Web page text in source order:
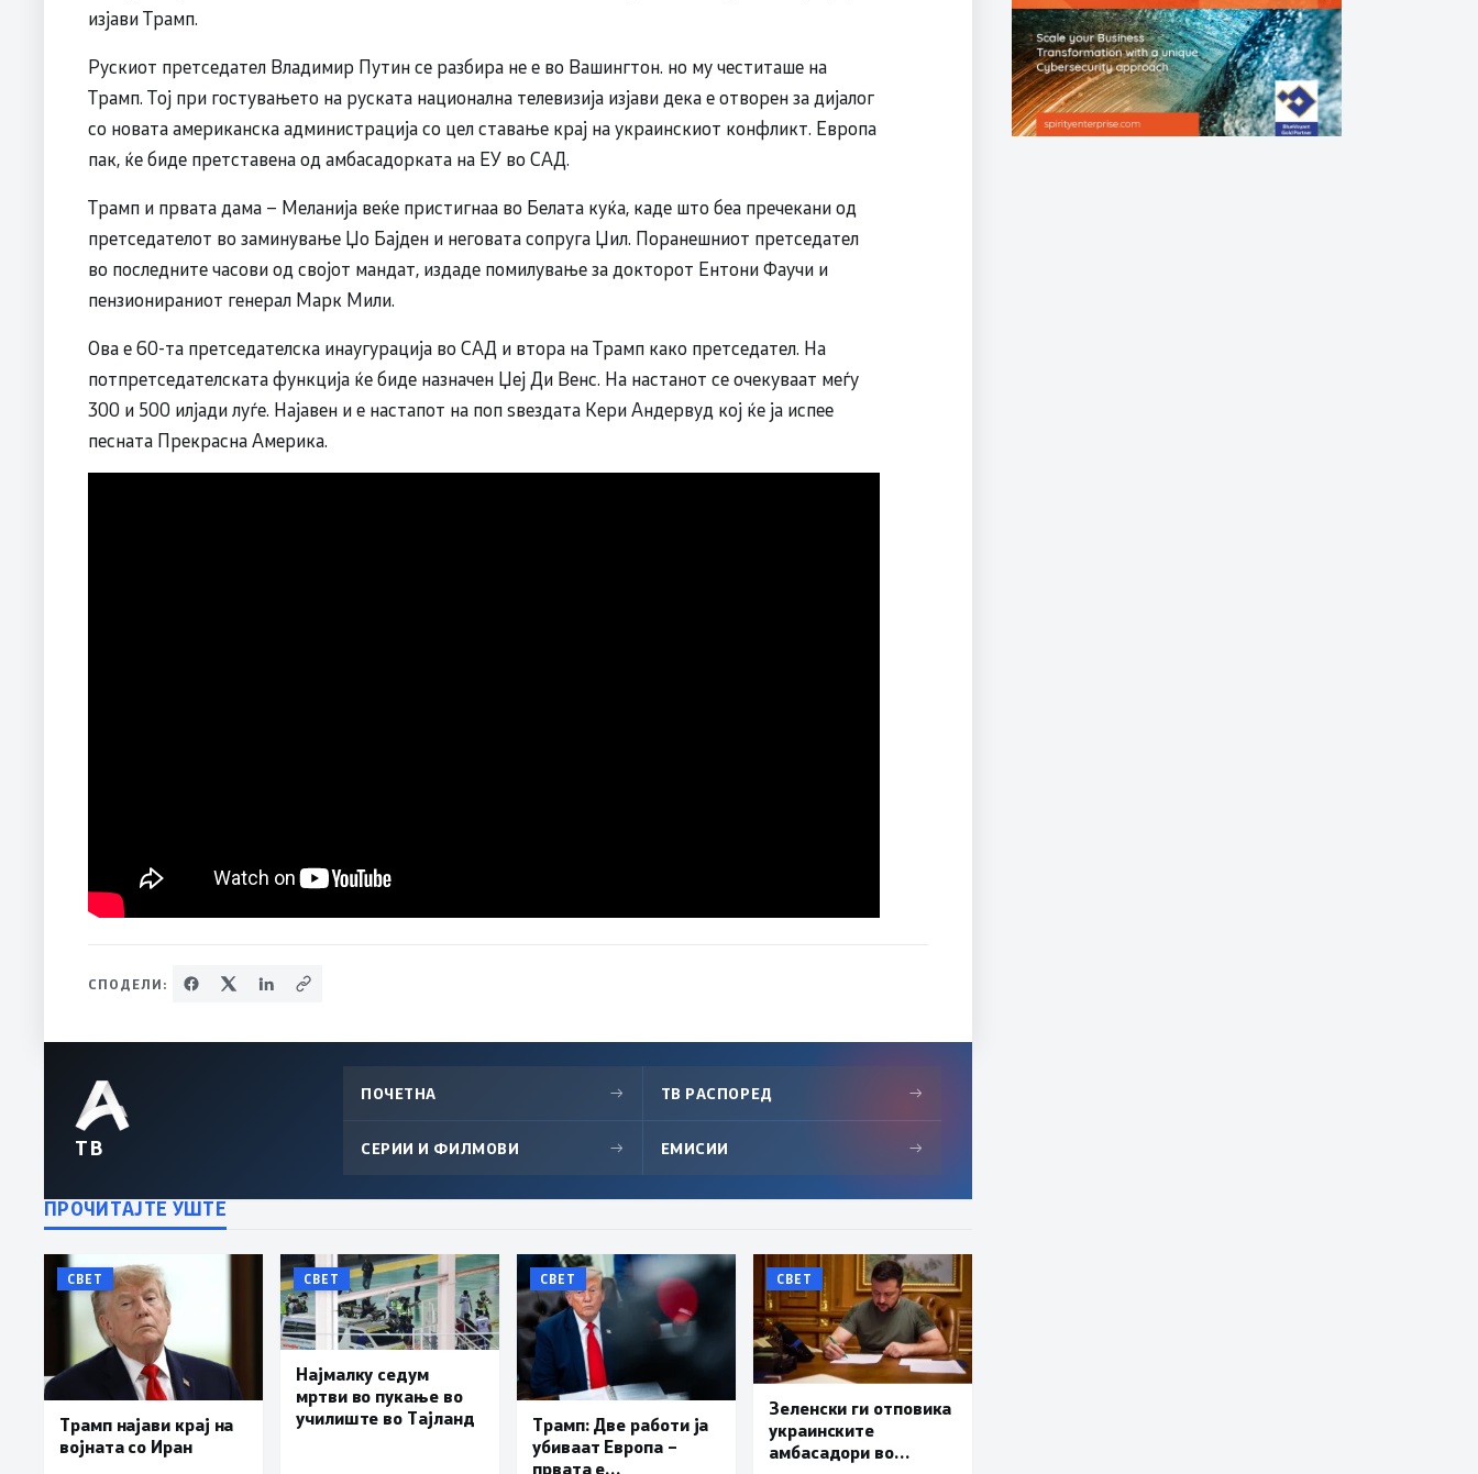
изјави Трамп.
Рускиот претседател Владимир Путин се разбира не е во Вашингтон. но му честиташе на
Трамп. Тој при гостувањето на руската национална телевизија изјави дека е отворен за дијалог
со новата американска администрација со цел ставање крај на украинскиот конфликт. Европа
пак, ќе биде претставена од амбасадорката на ЕУ во САД.
Трамп и првата дама – Меланија веќе пристигнаа во Белата куќа, каде што беа пречекани од
претседателот во заминување Џо Бајден и неговата сопруга Џил. Поранешниот претседател
во последните часови од својот мандат, издаде помилување за докторот Ентони Фаучи и
пензионираниот генерал Марк Мили.
Ова е 60-та претседателска инаугурација во САД и втора на Трамп како претседател. На
потпретседателската функција ќе биде назначен Џеј Ди Венс. На настанот се очекуваат меѓу
300 и 500 илјади луѓе. Најавен и е настапот на поп ѕвездата Кери Андервуд кој ќе ја испее
песната Прекрасна Америка.
СПОДЕЛИ:
ТВ
ПОЧЕТНА → ТВ РАСПОРЕД →
СЕРИИ И ФИЛМОВИ → ЕМИСИИ →
ПРОЧИТАЈТЕ УШТЕ
СВЕТ
Трамп најави крај на
војната со Иран
СВЕТ
Најмалку седум
мртви во пукање во
училиште во Тајланд
СВЕТ
Трамп: Две работи ја
убиваат Европа –
првата е
СВЕТ
Зеленски ги отповика
украинските
амбасадори во